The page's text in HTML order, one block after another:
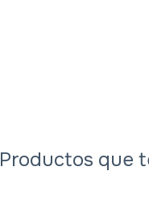
Productos que